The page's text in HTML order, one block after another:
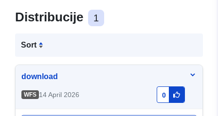
Distribucije 1
Sort
download
WFS 14 April 2026 0